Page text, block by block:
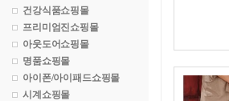
건강식품쇼핑몰
프리미엄진쇼핑몰
아웃도어쇼핑몰
명품쇼핑몰
아이폰/아이패드쇼핑몰
시계쇼핑몰